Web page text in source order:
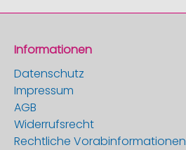
Informationen
Datenschutz
Impressum
AGB
Widerrufsrecht
Rechtliche Vorabinformationen